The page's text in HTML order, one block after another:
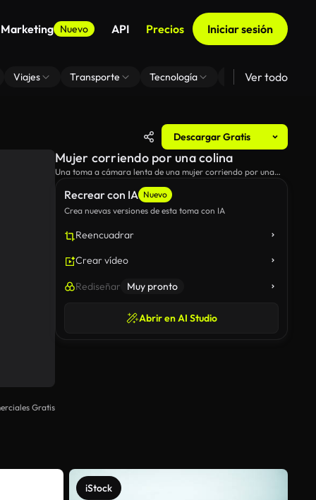
Marketing Nuevo API Precios Iniciar sesión
Viajes Transporte Tecnología Zoom De Fondo
Ver todo
Descargar Gratis
Gratis
Recrear con IA Nuevo
Crea nuevas versiones de esta toma con IA
Reencuadrar
Crear vídeo
Rediseñar Muy pronto
Abrir en AI Studio
Mujer corriendo por una colina
Una toma a cámara lenta de una mujer corriendo por una
iStock